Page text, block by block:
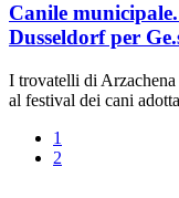
Canile
Dusseldorf per
I trovatelli di
al festival dei cani
1
2